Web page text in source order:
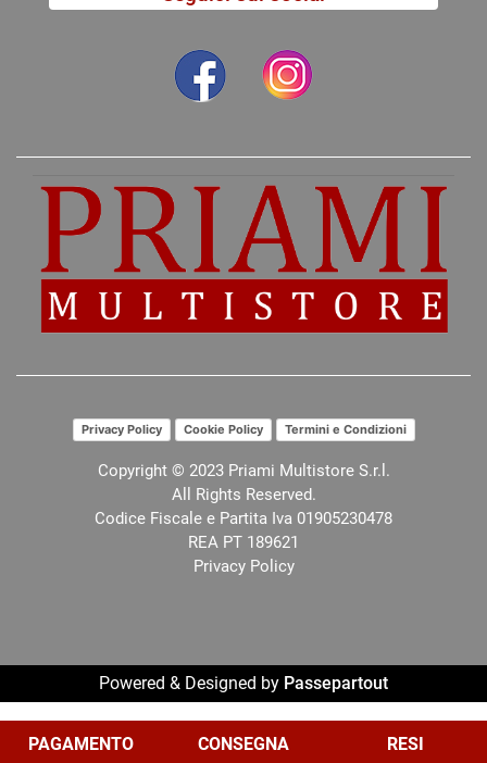
PAGAMENTO
CONSEGNA
RESI
Privacy Policy Cookie Policy Termini e Condizioni
Copyright © 2023 Priami Multistore S.r.l.
All Rights Reserved.
Codice Fiscale e Partita Iva 01905230478
REA PT 189621
Privacy Policy
Powered & Designed by Passepartout